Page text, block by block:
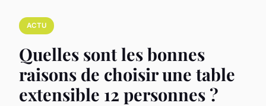
ACTU
Quelles sont les bonnes
raisons de choisir une table
extensible 12 personnes ?